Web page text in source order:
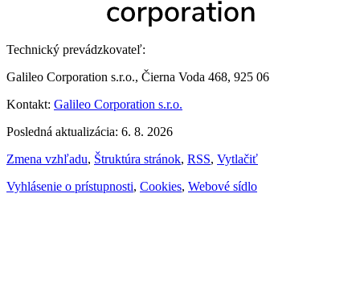
Technický prevádzkovateľ:
Galileo Corporation s.r.o., Čierna Voda 468, 925 06
Kontakt: Galileo Corporation s.r.o.
Posledná aktualizácia: 6. 8. 2026
Zmena vzhľadu, Štruktúra stránok, RSS, Vytlačiť
Vyhlásenie o prístupnosti, Cookies, Webové sídlo